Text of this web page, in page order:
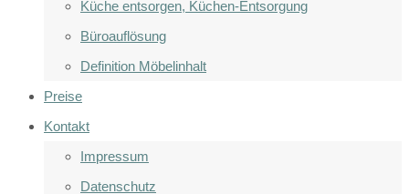
Küche entsorgen, Küchen-Entsorgung
Büroauflösung
Definition Möbelinhalt
Preise
Kontakt
Impressum
Datenschutz